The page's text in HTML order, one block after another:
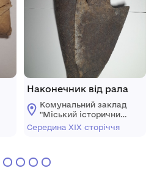
Наконечник від рала
Комунальний заклад
"Mіський історичний
музей" Жмеринської
міської ради
Середина ХІХ сторіччя